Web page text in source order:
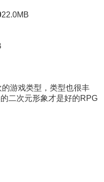
22.0MB
游戏类型，类型也很丰
二次元形象才是好的RPG